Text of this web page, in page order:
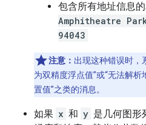
包含所有地址信息
Amphitheatre
94043
注意： 出现这种错误时，
为双精度浮点值”或“无法解
置值”之类的消息。
如果 x 和 y 是几何图形